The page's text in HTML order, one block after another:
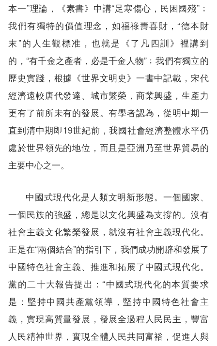
本一”理論，《素書》中講“足寒傷心，民困國殘”﹔
我們有獨特的價值理念，如福祿壽喜財，“德本財
末”的人生觀標准，也就是《了凡四訓》裡講到
的，“有千金之產者，必是千金人物”﹔我們有獨立的
歷史實踐，根據《世界文明史》一書中記載，宋代
經濟遠較唐代發達、城市繁榮，商業興盛，生產力
更有了前所未有的發展。有學者認為，從明中期一
直到清中期即19世紀前，我國社會經濟整體水平仍
處於世界領先的地位，而且是亞洲乃至世界貿易的
主要中心之一。
中國式現代化是人類文明新形態。一個國家、
一個民族的強盛，總是以文化興盛為支撐的。沒有
社會主義文化繁榮發展，就沒有社會主義現代化。
正是在“兩個結合”的指引下，我們成功開辟和發展了
中國特色社會主義、推進和拓展了中國式現代化。
黨的二十大報告提出：“中國式現代化的本質要求
是：堅持中國共產黨領導，堅持中國特色社會主
義，實現高質量發展，發展全過程人民民主，豐富
人民精神世界，實現全體人民共同富裕，促進人與